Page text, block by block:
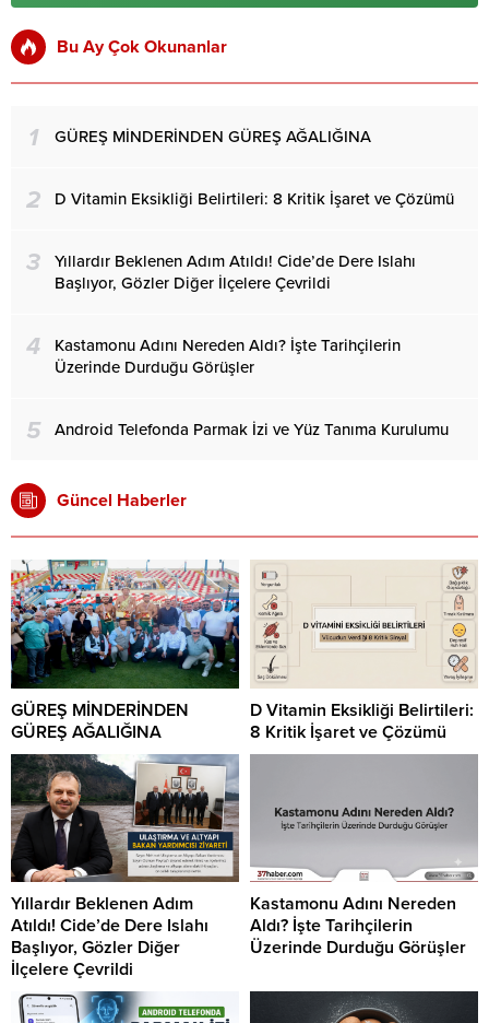
Bu Ay Çok Okunanlar
1 GÜREŞ MİNDERİNDEN GÜREŞ AĞALIĞINA
2 D Vitamin Eksikliği Belirtileri: 8 Kritik İşaret ve Çözümü
3
Yıllardır Beklenen Adım Atıldı! Cide’de Dere Islahı
Başlıyor, Gözler Diğer İlçelere Çevrildi
4
Kastamonu Adını Nereden Aldı? İşte Tarihçilerin
Üzerinde Durduğu Görüşler
5 Android Telefonda Parmak İzi ve Yüz Tanıma Kurulumu
Güncel Haberler
GÜREŞ MİNDERİNDEN
GÜREŞ AĞALIĞINA
D Vitamin Eksikliği Belirtileri:
8 Kritik İşaret ve Çözümü
Yıllardır Beklenen Adım
Atıldı! Cide’de Dere Islahı
Başlıyor, Gözler Diğer
İlçelere Çevrildi
Kastamonu Adını Nereden
Aldı? İşte Tarihçilerin
Üzerinde Durduğu Görüşler